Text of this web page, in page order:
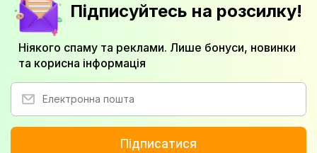
Підписуйтесь на розсилку!
Ніякого спаму та реклами. Лише бонуси, новинки
та корисна інформація
Підписатися